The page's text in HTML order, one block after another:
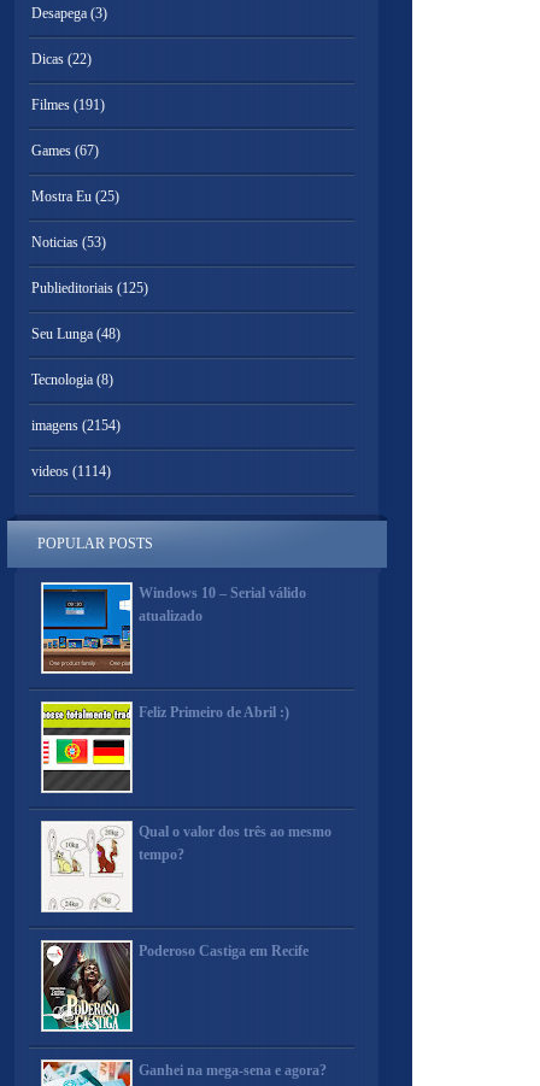
Desapega (3)
Dicas (22)
Filmes (191)
Games (67)
Mostra Eu (25)
Noticias (53)
Publieditoriais (125)
Seu Lunga (48)
Tecnologia (8)
imagens (2154)
videos (1114)
POPULAR POSTS
Windows 10 – Serial válido
atualizado
Feliz Primeiro de Abril :)
Qual o valor dos três ao mesmo
tempo?
Poderoso Castiga em Recife
Ganhei na mega-sena e agora?